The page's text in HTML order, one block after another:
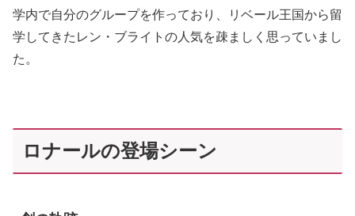
学内で自分のグループを作っており、リベール王国から留
学してきたレン・ブライトの人気を疎ましく思っていまし
た。
ロナールの登場シーン